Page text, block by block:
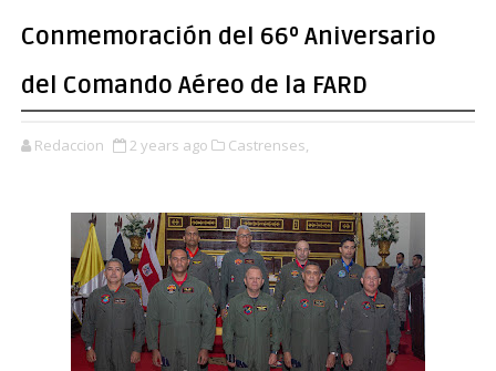
Conmemoración del 66º Aniversario
del Comando Aéreo de la FARD
Redaccion 2 years ago Castrenses,